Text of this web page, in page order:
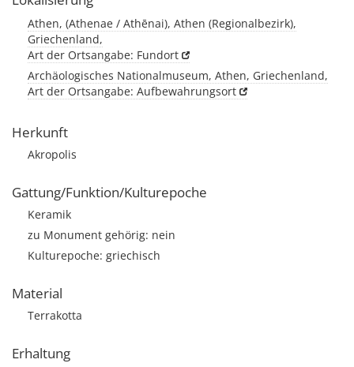
Athen, (Athenae / Athēnai), Athen (Regionalbezirk),
Griechenland,
Art der Ortsangabe: Fundort
Archäologisches Nationalmuseum, Athen, Griechenland,
Art der Ortsangabe: Aufbewahrungsort
Herkunft
Akropolis
Gattung/Funktion/Kulturepoche
Keramik
zu Monument gehörig: nein
Kulturepoche: griechisch
Material
Terrakotta
Erhaltung